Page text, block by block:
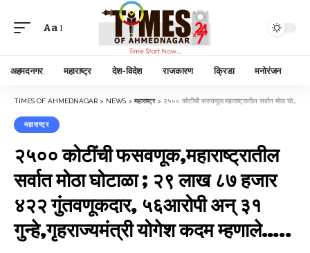
Aa
अहमदनगर महाराष्ट्र देश-विदेश राजकारण क्रिडा मनोरंजन
TIMES OF AHMEDNAGAR > NEWS > महाराष्ट्र> २५०० कोटींची फसवणूक,महाराष्ट्रातील सर्वात मोठा घोटाळा ; २९ लाख ८७ हजार ४२२ गुंतवणूकदार, ५६आरोपी अन् ३१ गुन्हे,गृहराज्यमंत्री योगेश कदम म्हणाले…..
महाराष्ट्र
२५०० कोटींची फसवणूक,महाराष्ट्रातील
सर्वात मोठा घोटाळा ; २९ लाख ८७ हजार
४२२ गुंतवणूकदार, ५६आरोपी अन् ३१
गुन्हे,गृहराज्यमंत्री योगेश कदम म्हणाले…..